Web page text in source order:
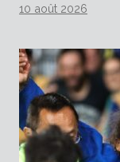
10 août 2026